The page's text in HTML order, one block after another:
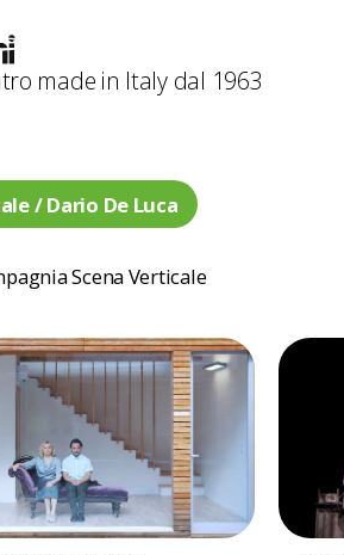
made in Italy dal 1963
/ Dario De Luca
Scena Verticale